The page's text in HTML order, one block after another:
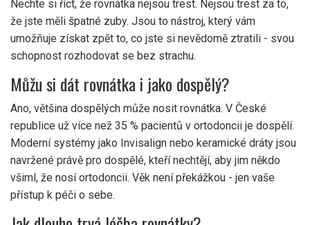
Nechte si říct, že rovnátka nejsou trest. Nejsou trest za to,
že jste měli špatné zuby. Jsou to nástroj, který vám
umožňuje získat zpět to, co jste si nevědomě ztratili - svou
schopnost rozhodovat se bez strachu.
Můžu si dát rovnátka i jako dospělý?
Ano, většina dospělých může nosit rovnátka. V České
republice už více než 35 % pacientů v ortodoncii je dospělí.
Moderní systémy jako Invisalign nebo keramické dráty jsou
navržené právě pro dospělé, kteří nechtějí, aby jim někdo
všiml, že nosí ortodoncii. Věk není překážkou - jen vaše
přístup k péči o sebe.